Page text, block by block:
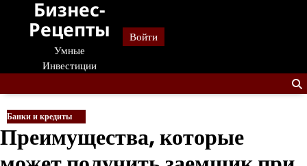
Перейти
содержанию
Бизнес-
Рецепты
Умные
Инвестиции
Войти
Банки и кредиты
Преимущества, которые